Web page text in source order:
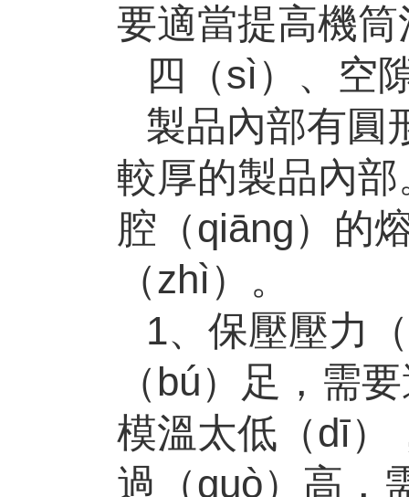
要適當提高機
四（sì）、空
製品內部有圓
較厚的製品內
腔（qiāng）的
（zhì）。
1、保壓壓力
（bú）足，需
模溫太低（dī）
過（guò）高，